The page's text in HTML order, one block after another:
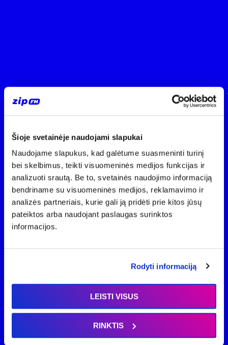
Šioje svetainėje naudojami slapukai
Naudojame slapukus, kad galėtume suasmeninti turinį
bei skelbimus, teikti visuomeninės medijos funkcijas ir
analizuoti srautą. Be to, svetainės naudojimo informaciją
bendriname su visuomeninės medijos, reklamavimo ir
analizės partneriais, kurie gali ją pridėti prie kitos jūsų
pateiktos arba naudojant paslaugas surinktos
informacijos.
Rodyti informaciją
LEISTI VISUS
RINKTIS